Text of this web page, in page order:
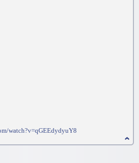
watch?v=qGEEdydyuY8